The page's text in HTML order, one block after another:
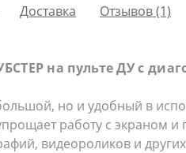
Доставка Отзывов (1)
на пульте ДУ c
но и удобный в
работу с экраном
видеороликов и